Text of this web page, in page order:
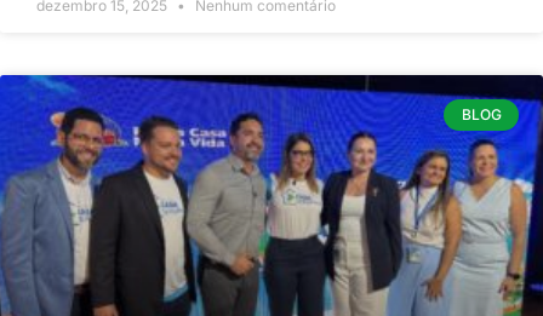
dezembro 15, 2025 Nenhum comentário
BLOG